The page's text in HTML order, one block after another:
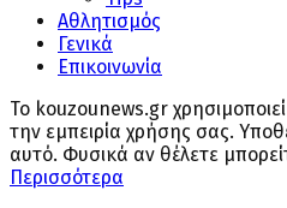
Αθλητισμός
Γενικά
Επικοινωνία
Το kouzounews.gr
την εμπειρία χρήσης σας.
αυτό. Φυσικά αν θέλετε
Περισσότερα